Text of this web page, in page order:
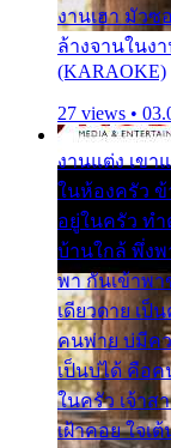
งานเฮา มัวซ
ล้างจานในง
(KARAOKE)
27 views •
งานแต่ง เขา
ในห้องครัว ข้
อยู่ในครัว ทำ
บ้านใกล้ พึ่งพ
พา กันเข้าพา
เดียวดาย เป็
คนพ่าย บ่มีคว
เป็นบ่ได้ คือ
ในครัว เจ้าส
เฝ้าคอย ใจเ